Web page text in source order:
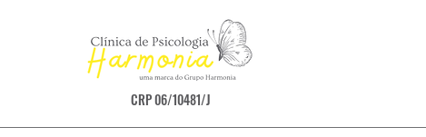
CRP 06/10481/J